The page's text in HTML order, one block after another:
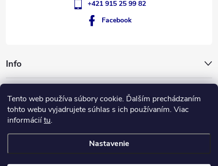
Tento web používa súbory cookie. Ďalším prechádzaním
tohto webu vyjadrujete súhlas s ich používaním. Viac
informáciítu.
Nastavenie
Info
+421 915 25 99 82
Facebook